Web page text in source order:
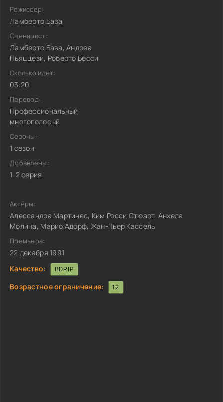
Режиссёр:
Ламберто Бава
Сценарист:
Ламберто Бава, Андреа
Пьяццези, Роберто Бесси
Сколько идёт:
03:20
Перевод:
Профессиональный
многоголосый
Сезоны:
1 сезон
Добавлены:
1-2 серия
Актёры:
Алессандра Мартинес, Ким Росси Стюарт, Анхела
Молина, Марио Адорф, Жан-Пьер Кассель
Премьера:
22 декабря 1991
Качество:
BDRIP
Возрастное ограничение: 12